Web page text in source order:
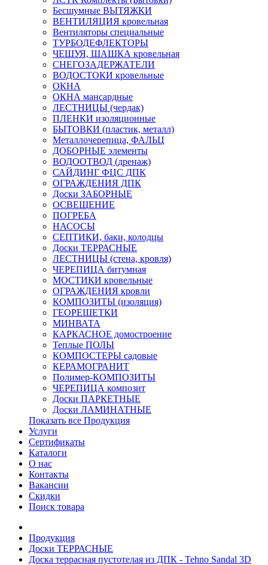
Бесшумные ВЫТЯЖКИ
ВЕНТИЛЯЦИЯ кровельная
Вентиляторы специальные
ТУРБОДЕФЛЕКТОРЫ
ЧЕШУЯ, ШАШКА кровельная
СНЕГОЗАДЕРЖАТЕЛИ
ВОДОСТОКИ кровельные
ОКНА
ОКНА мансардные
ЛЕСТНИЦЫ (чердак)
ПЛЕНКИ изоляционные
БЫТОВКИ (пластик, металл)
Металлочерепица, ФАЛЬЦ
ДОБОРНЫЕ элементы
ВОДООТВОД (дренаж)
САЙДИНГ ФЦС ДПК
ОГРАЖДЕНИЯ ДПК
Доски ЗАБОРНЫЕ
ОСВЕЩЕНИЕ
ПОГРЕБА
НАСОСЫ
СЕПТИКИ, баки, колодцы
Доски ТЕРРАСНЫЕ
ЛЕСТНИЦЫ (стена, кровля)
ЧЕРЕПИЦА битумная
МОСТИКИ кровельные
ОГРАЖДЕНИЯ кровли
КОМПОЗИТЫ (изоляция)
ГЕОРЕШЕТКИ
МИНВАТА
КАРКАСНОЕ домостроение
Теплые ПОЛЫ
КОМПОСТЕРЫ садовые
КЕРАМОГРАНИТ
Полимер-КОМПОЗИТЫ
ЧЕРЕПИЦА композит
Доски ПАРКЕТНЫЕ
Доски ЛАМИНАТНЫЕ
Показать все Продукция
Услуги
Сертификаты
Каталоги
О нас
Контакты
Вакансии
Скидки
Поиск товара
Продукция
Доски ТЕРРАСНЫЕ
Доска террасная пустотелая из ДПК - Tehno Sandal 3D